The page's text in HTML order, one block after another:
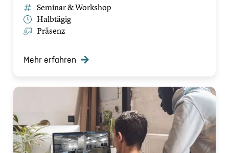
Seminar & Workshop
Halbtägig
Präsenz
Mehr erfahren